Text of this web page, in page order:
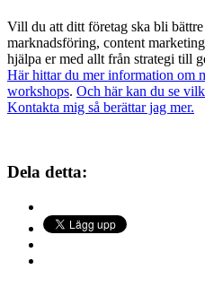
Vill du att ditt företag ska bli
marknadsföring, content
hjälpa er med allt från strategi till
Här hittar du mer information om
workshops. Och här kan du se
Kontakta mig så berättar jag mer.
Dela detta: